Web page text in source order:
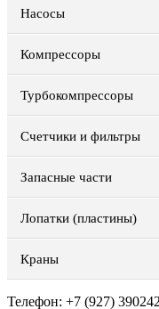
Насосы
Компрессоры
Турбокомпрессоры
Счетчики и фильтры
Запасные части
Лопатки (пластины)
Краны
Телефон: +7 (927)